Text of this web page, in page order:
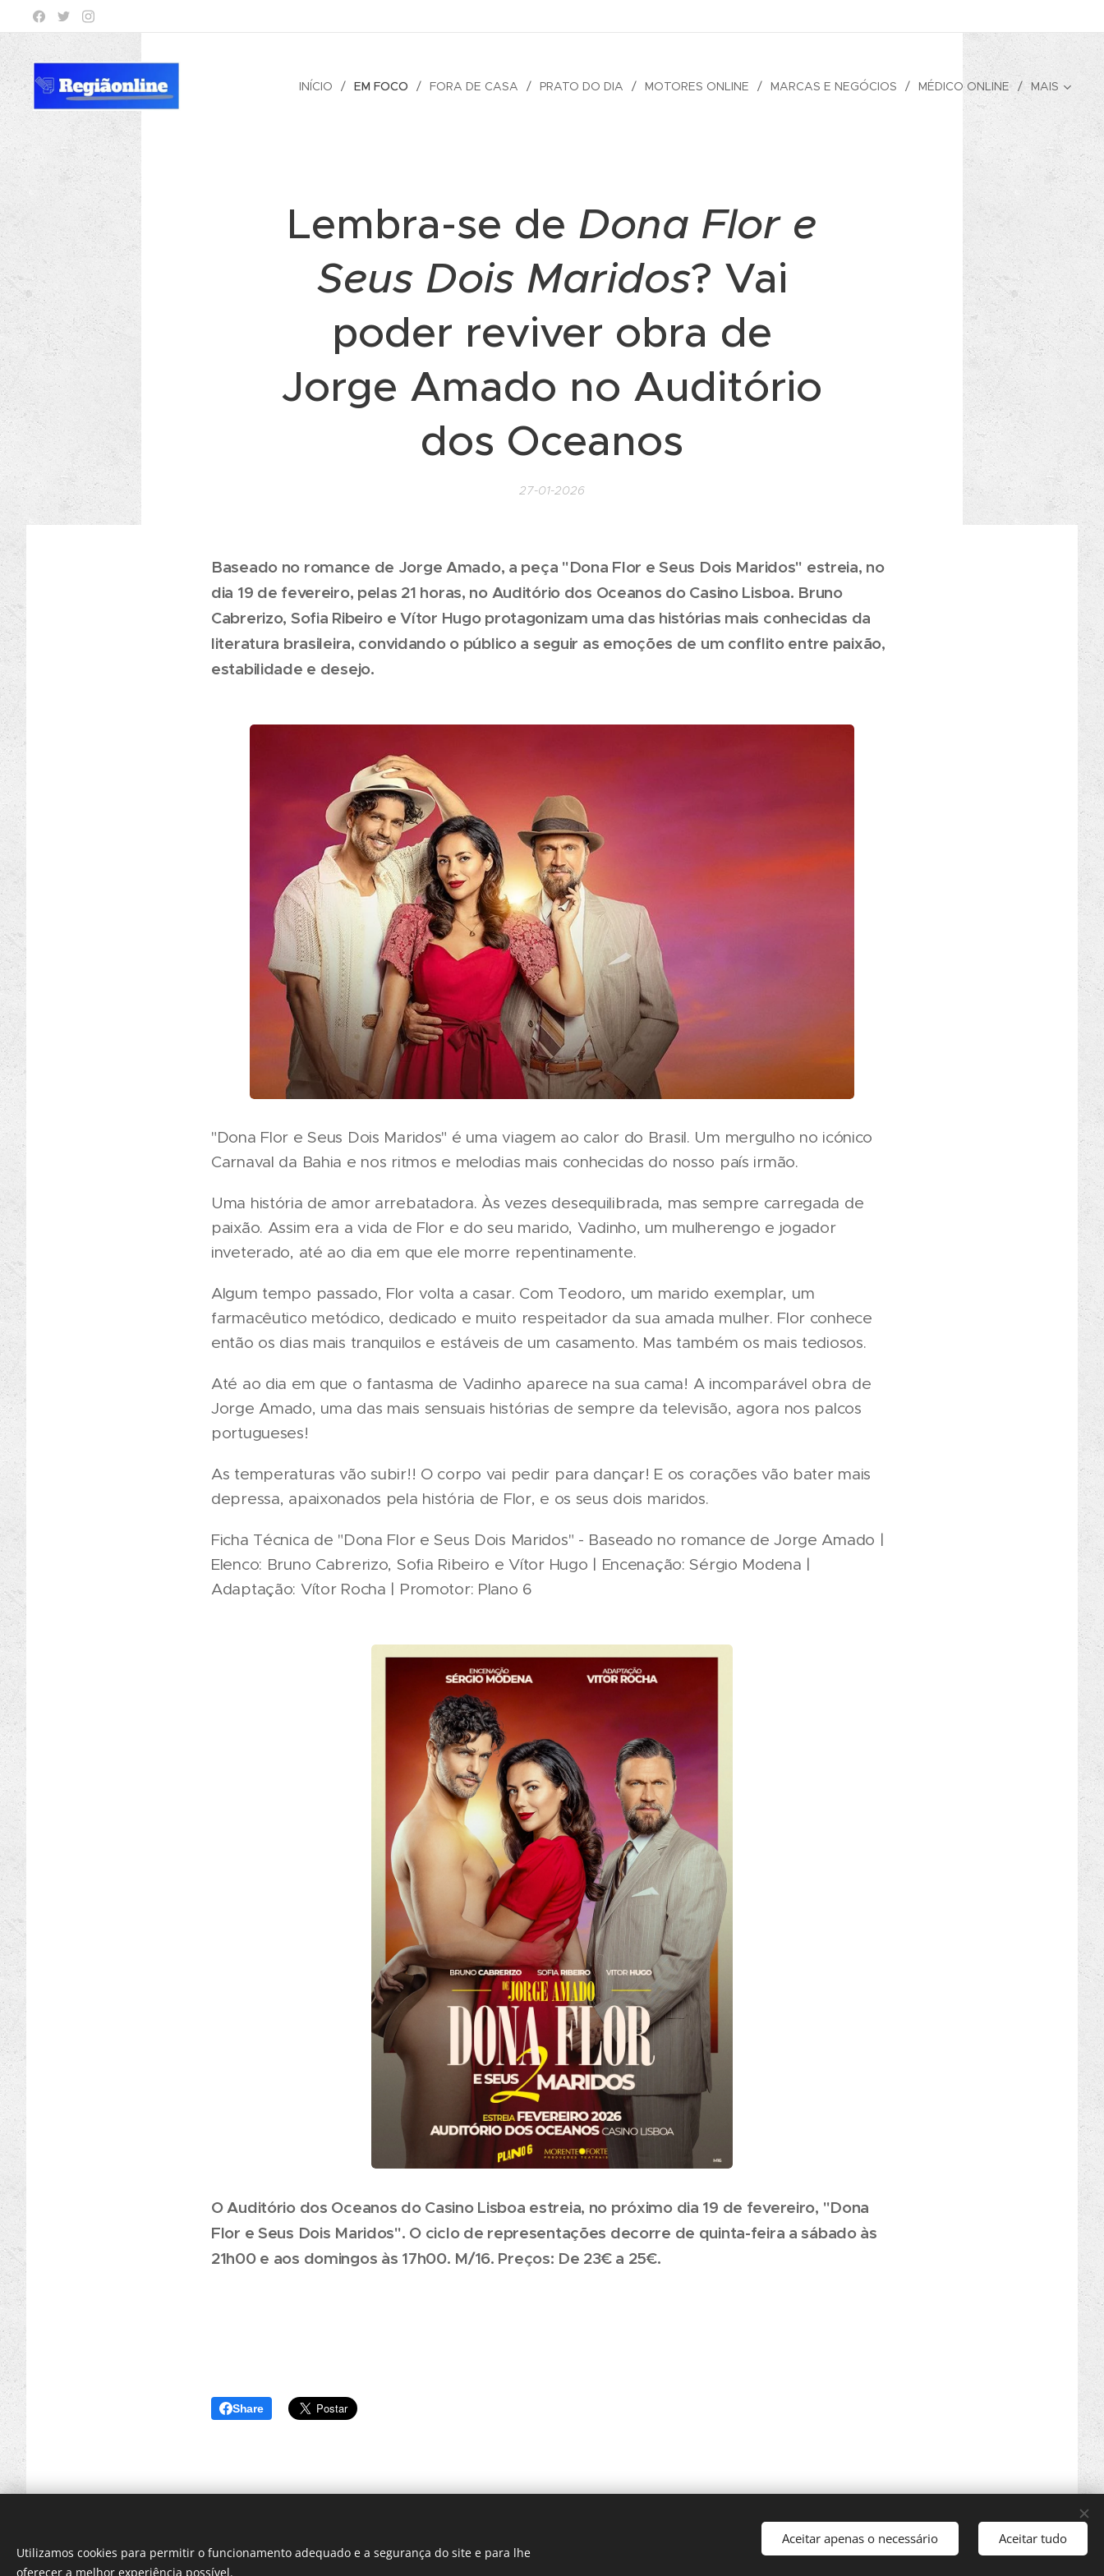
INÍCIO EM FOCO FORA DE CASA PRATO DO DIA MOTORES ONLINE MARCAS E NEGÓCIOS MÉDICO ONLINE MAIS
Lembra-se de Dona Flor e
Seus Dois Maridos? Vai
poder reviver obra de
Jorge Amado no Auditório
dos Oceanos
27-01-2026
Baseado no romance de Jorge Amado, a peça "Dona Flor e Seus Dois Maridos" estreia, no
dia 19 de fevereiro, pelas 21 horas, no Auditório dos Oceanos do Casino Lisboa. Bruno
Cabrerizo, Sofia Ribeiro e Vítor Hugo protagonizam uma das histórias mais conhecidas da
literatura brasileira, convidando o público a seguir as emoções de um conflito entre paixão,
estabilidade e desejo.
"Dona Flor e Seus Dois Maridos" é uma viagem ao calor do Brasil. Um mergulho no icónico
Carnaval da Bahia e nos ritmos e melodias mais conhecidas do nosso país irmão.
Uma história de amor arrebatadora. Às vezes desequilibrada, mas sempre carregada de
paixão. Assim era a vida de Flor e do seu marido, Vadinho, um mulherengo e jogador
inveterado, até ao dia em que ele morre repentinamente.
Algum tempo passado, Flor volta a casar. Com Teodoro, um marido exemplar, um
farmacêutico metódico, dedicado e muito respeitador da sua amada mulher. Flor conhece
então os dias mais tranquilos e estáveis de um casamento. Mas também os mais tediosos.
Até ao dia em que o fantasma de Vadinho aparece na sua cama! A incomparável obra de
Jorge Amado, uma das mais sensuais histórias de sempre da televisão, agora nos palcos
portugueses!
As temperaturas vão subir!! O corpo vai pedir para dançar! E os corações vão bater mais
depressa, apaixonados pela história de Flor, e os seus dois maridos.
Ficha Técnica de "Dona Flor e Seus Dois Maridos" - Baseado no romance de Jorge Amado |
Elenco: Bruno Cabrerizo, Sofia Ribeiro e Vítor Hugo | Encenação: Sérgio Modena |
Adaptação: Vítor Rocha | Promotor: Plano 6
O Auditório dos Oceanos do Casino Lisboa estreia, no próximo dia 19 de fevereiro, "Dona
Flor e Seus Dois Maridos". O ciclo de representações decorre de quinta-feira a sábado às
21h00 e aos domingos às 17h00. M/16. Preços: De 23€ a 25€.
Share
Utilizamos cookies para permitir o funcionamento adequado e a segurança do site e para lhe
oferecer a melhor experiência possível.
Aceitar apenas o necessário Aceitar tudo